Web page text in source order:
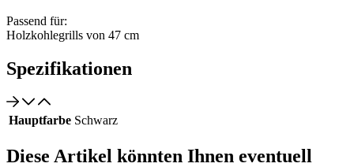
Passend für:
Holzkohlegrills von 47 cm
Spezifikationen
Hauptfarbe Schwarz
Diese Artikel könnten Ihnen eventuell